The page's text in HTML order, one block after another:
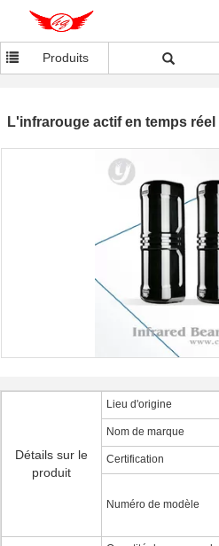
Produits
L'infrarouge actif en temps
Détails sur le
produit
Lieu d'origine
Nom de marque
Certification
Numéro de modèle